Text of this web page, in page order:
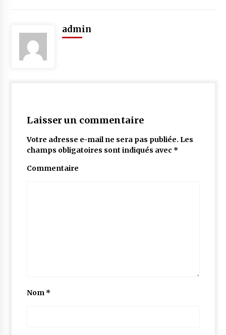
admin
Laisser un commentaire
Votre adresse e-mail ne sera pas publiée. Les
champs obligatoires sont indiqués avec *
Commentaire
Nom *